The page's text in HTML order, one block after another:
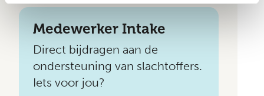
Medewerker Intake
Direct bijdragen aan de
ondersteuning van slachtoffers.
Iets voor jou?